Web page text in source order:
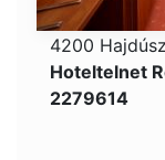
4200
Hoteltelnet
2279614